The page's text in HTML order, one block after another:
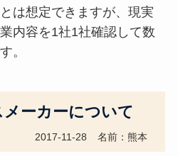
は想定できますが、現実
内容を1社1社確認して数
。
ーカーについて
2017-11-28 名前：熊本